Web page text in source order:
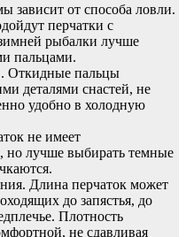
от способа ловли.
перчатки с
рыбалки лучше
пальцами.
Откидные пальцы
деталями снастей, не
удобно в холодную
не имеет
но лучше выбирать темные
Длина перчаток может
до запястья, до
Плотность
не сдавливая